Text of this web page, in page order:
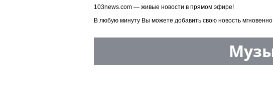
103news.com — живые новости в прямом эфире!
В любую минуту Вы можете добавить свою новость